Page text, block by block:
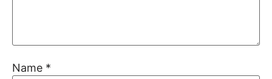
Name *